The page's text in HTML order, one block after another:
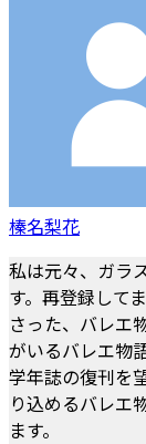
榛名梨花
私は元々、ガラ
す。再登録して
さった、バレエ
がいるバレエ物
学年誌の復刊を
り込めるバレエ
ます。